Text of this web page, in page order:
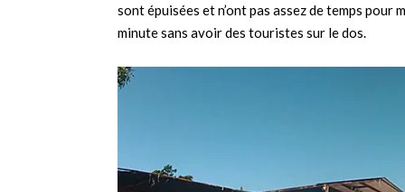
sont épuisées et n’ont pas assez de temps pour
minute sans avoir des touristes sur le dos.